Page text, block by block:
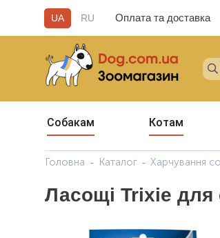
UA RU Оплата та доставка
Собакам Котам
Головна Каталог Харчування
Ласощі Trixie для